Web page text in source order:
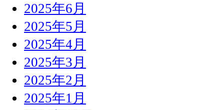
2025年6月
2025年5月
2025年4月
2025年3月
2025年2月
2025年1月